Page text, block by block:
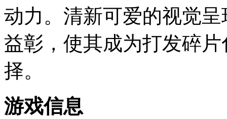
动力。清新可爱的视觉
益彰，使其成为打发碎
择。
游戏信息